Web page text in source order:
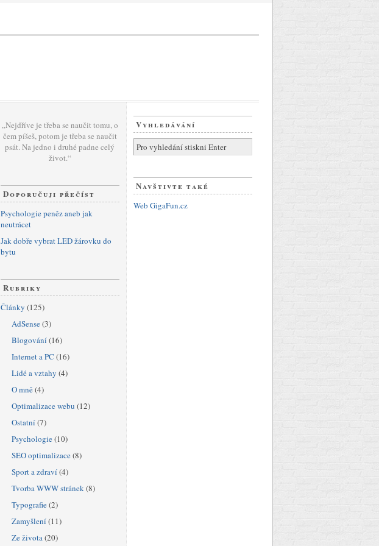
„Nejdříve je třeba se naučit tomu, o
čem píšeš, potom je třeba se naučit
psát. Na jedno i druhé padne celý
život.“
Doporučuji přečíst
Psychologie peněz aneb jak
neutrácet
Jak dobře vybrat LED žárovku do
bytu
Rubriky
Články (125)
AdSense(3)
Blogování(16)
Internet a PC (16)
Lidé a vztahy (4)
O mně(4)
Optimalizace webu (12)
Ostatní(7)
Psychologie(10)
SEO optimalizace(8)
Sport a zdraví(4)
Tvorba WWW stránek(8)
Typografie(2)
Zamyšlení(11)
Ze života(20)
Vyhledávání
Navštivte také
Web GigaFun.cz